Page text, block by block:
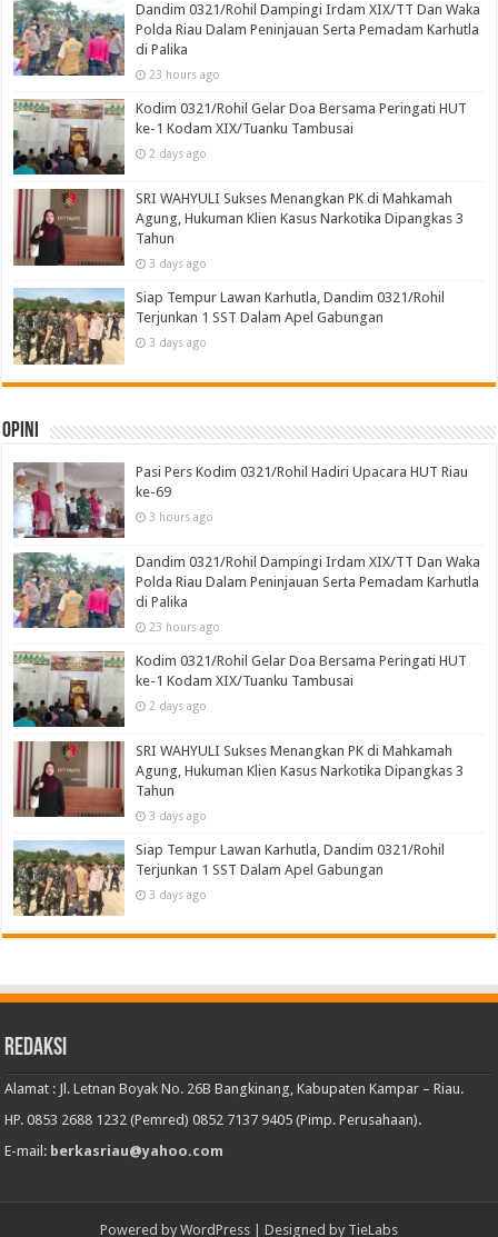
Dandim 0321/Rohil Dampingi Irdam XIX/TT Dan Waka
Polda Riau Dalam Peninjauan Serta Pemadam Karhutla
di Palika
23 hours ago
Kodim 0321/Rohil Gelar Doa Bersama Peringati HUT
ke-1 Kodam XIX/Tuanku Tambusai
2 days ago
SRI WAHYULI Sukses Menangkan PK di Mahkamah
Agung, Hukuman Klien Kasus Narkotika Dipangkas 3
Tahun
3 days ago
Siap Tempur Lawan Karhutla, Dandim 0321/Rohil
Terjunkan 1 SST Dalam Apel Gabungan
3 days ago
Opini
Pasi Pers Kodim 0321/Rohil Hadiri Upacara HUT Riau
ke-69
3 hours ago
Dandim 0321/Rohil Dampingi Irdam XIX/TT Dan Waka
Polda Riau Dalam Peninjauan Serta Pemadam Karhutla
di Palika
23 hours ago
Kodim 0321/Rohil Gelar Doa Bersama Peringati HUT
ke-1 Kodam XIX/Tuanku Tambusai
2 days ago
SRI WAHYULI Sukses Menangkan PK di Mahkamah
Agung, Hukuman Klien Kasus Narkotika Dipangkas 3
Tahun
3 days ago
Siap Tempur Lawan Karhutla, Dandim 0321/Rohil
Terjunkan 1 SST Dalam Apel Gabungan
3 days ago
Redaksi
Alamat : Jl. Letnan Boyak No. 26B Bangkinang, Kabupaten Kampar – Riau.
HP. 0853 2688 1232 (Pemred) 0852 7137 9405 (Pimp. Perusahaan).
E-mail: berkasriau@yahoo.com
Powered by WordPress | Designed by TieLabs